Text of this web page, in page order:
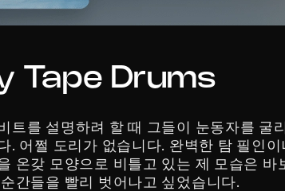
Tape Drums
트를 설명하려 할 때 그들이 눈동자를 굴
. 어쩔 도리가 없습니다. 완벽한 탐 필인
온갖 모양으로 비틀고 있는 제 모습은 바
간들을 빨리 벗어나고 싶었습니다.